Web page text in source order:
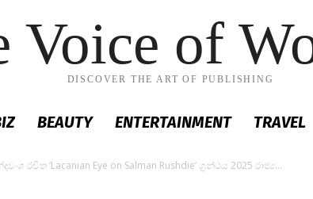
Voice of
DISCOVER THE ART OF PUBLISHING
BEAUTY ENTERTAINMENT TRAVEL
රචිත ‘Lacanian Eye on Salman Rushdie’ ග්‍රන්ථය 2025 රාජ්‍ය...